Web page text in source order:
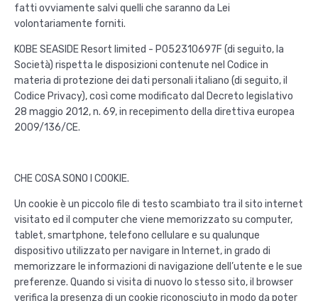
fatti ovviamente salvi quelli che saranno da Lei
volontariamente forniti.
KOBE SEASIDE Resort limited - P052310697F (di seguito, la
Società) rispetta le disposizioni contenute nel Codice in
materia di protezione dei dati personali italiano (di seguito, il
Codice Privacy), così come modificato dal Decreto legislativo
28 maggio 2012, n. 69, in recepimento della direttiva europea
2009/136/CE.
CHE COSA SONO I COOKIE.
Un cookie è un piccolo file di testo scambiato tra il sito internet
visitato ed il computer che viene memorizzato su computer,
tablet, smartphone, telefono cellulare e su qualunque
dispositivo utilizzato per navigare in Internet, in grado di
memorizzare le informazioni di navigazione dell’utente e le sue
preferenze. Quando si visita di nuovo lo stesso sito, il browser
verifica la presenza di un cookie riconosciuto in modo da poter